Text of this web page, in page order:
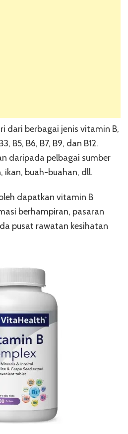
dari berbagai jenis vitamin B,
B5, B6, B7, B9, dan B12.
daripada pelbagai sumber
ikan, buah-buahan, dll.
dapatkan vitamin B
berhampiran, pasaran
pusat rawatan kesihatan